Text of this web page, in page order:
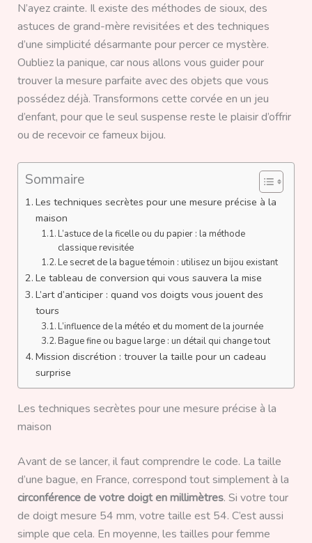
N’ayez crainte. Il existe des méthodes de sioux, des
astuces de grand-mère revisitées et des techniques
d’une simplicité désarmante pour percer ce mystère.
Oubliez la panique, car nous allons vous guider pour
trouver la mesure parfaite avec des objets que vous
possédez déjà. Transformons cette corvée en un jeu
d’enfant, pour que le seul suspense reste le plaisir d’offrir
ou de recevoir ce fameux bijou.
Sommaire
Les techniques secrètes pour une mesure précise à la
maison
L’astuce de la ficelle ou du papier : la méthode
classique revisitée
Le secret de la bague témoin : utilisez un bijou existant
Le tableau de conversion qui vous sauvera la mise
L’art d’anticiper : quand vos doigts vous jouent des
tours
L’influence de la météo et du moment de la journée
Bague fine ou bague large : un détail qui change tout
Mission discrétion : trouver la taille pour un cadeau
surprise
Les techniques secrètes pour une mesure précise à la
maison
Avant de se lancer, il faut comprendre le code. La taille
d’une bague, en France, correspond tout simplement à la
circonférence de votre doigt en millimètres. Si votre tour
de doigt mesure 54 mm, votre taille est 54. C’est aussi
simple que cela. En moyenne, les tailles pour femme